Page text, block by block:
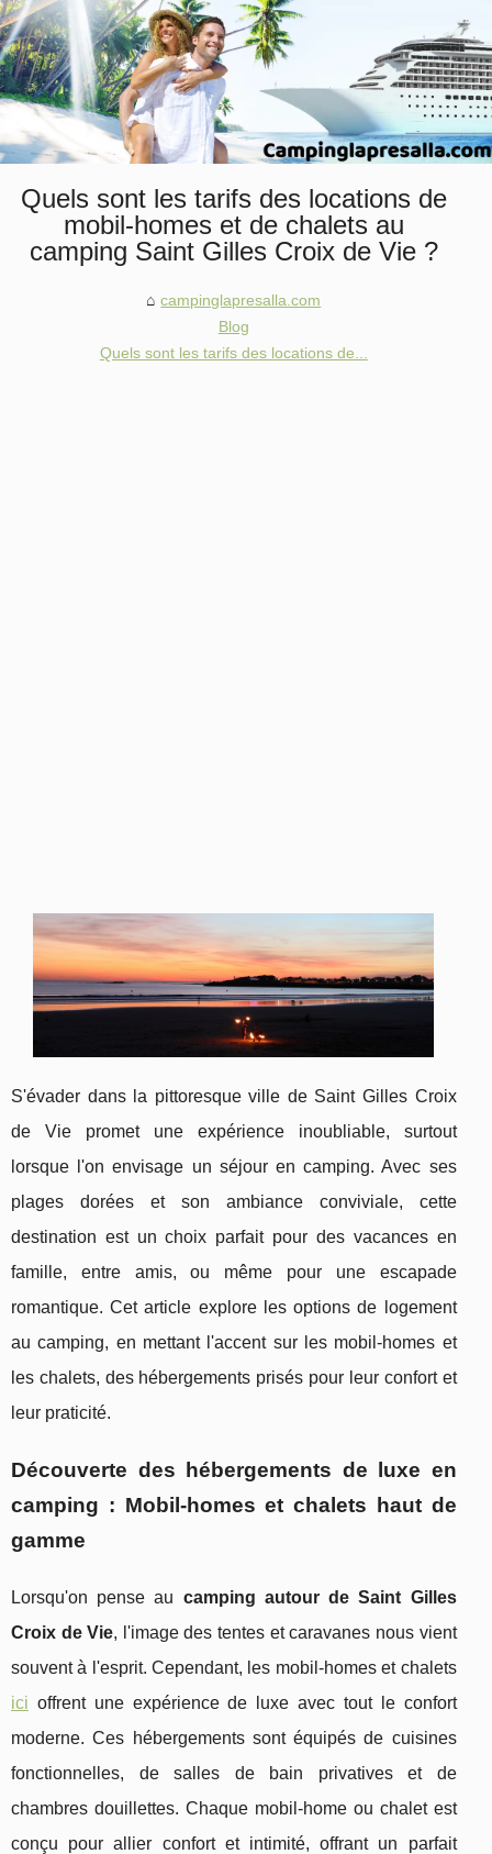
Quels sont les tarifs des locations de
mobil-homes et de chalets au
camping Saint Gilles Croix de Vie ?
campinglapresalla.com
Blog
Quels sont les tarifs des locations de...
S'évader dans la pittoresque ville de Saint Gilles Croix
de Vie promet une expérience inoubliable, surtout
lorsque l'on envisage un séjour en camping. Avec ses
plages dorées et son ambiance conviviale, cette
destination est un choix parfait pour des vacances en
famille, entre amis, ou même pour une escapade
romantique. Cet article explore les options de logement
au camping, en mettant l'accent sur les mobil-homes et
les chalets, des hébergements prisés pour leur confort et
leur praticité.
Découverte des hébergements de luxe en
camping : Mobil-homes et chalets haut de
gamme
Lorsqu'on pense au camping autour de Saint Gilles
Croix de Vie, l'image des tentes et caravanes nous vient
souvent à l'esprit. Cependant, les mobil-homes et chalets
ici offrent une expérience de luxe avec tout le confort
moderne. Ces hébergements sont équipés de cuisines
fonctionnelles, de salles de bain privatives et de
chambres douillettes. Chaque mobil-home ou chalet est
conçu pour allier confort et intimité, offrant un parfait